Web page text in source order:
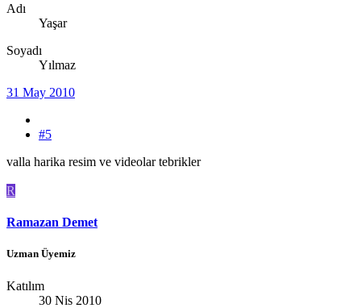
Adı
Yaşar
Soyadı
Yılmaz
31 May 2010
#5
valla harika resim ve videolar tebrikler
R
Ramazan Demet
Uzman Üyemiz
Katılım
30 Nis 2010